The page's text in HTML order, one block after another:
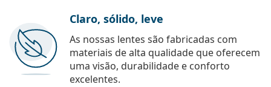
Claro, sólido, leve
As nossas lentes são fabricadas com
materiais de alta qualidade que oferecem
uma visão, durabilidade e conforto
excelentes.